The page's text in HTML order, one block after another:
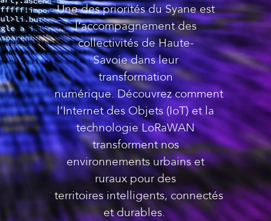
Une des priorités du Syane est
l’accompagnementdes
collectivités de Haute-
Savoiedans leur
transformation
numérique. Découvrezcomment
l’Internet des Objets (IoT) et la
technologie LoRaWAN
transforment nos
environnements urbains et
rurauxpour des
territoiresintelligents,connectés
et durables.